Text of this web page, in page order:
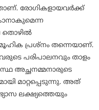
രോഗികളായവര്‍ക്ക്
പ്രശ്‌നം തന്നെയാണ്.
പരിപാലനവും താളം
അച്ഛനമ്മനാരുടെ
മാറ്റപ്പെടുന്നു. അത്
ലക്ഷ്യത്തെയും